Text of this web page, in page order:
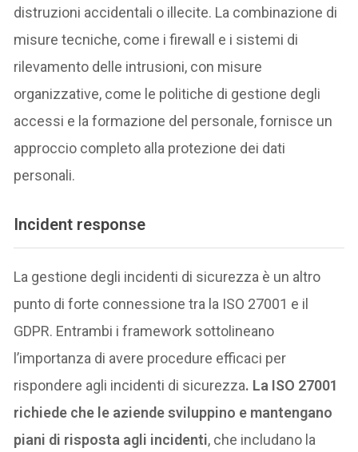
distruzioni accidentali o illecite. La combinazione di
misure tecniche, come i firewall e i sistemi di
rilevamento delle intrusioni, con misure
organizzative, come le politiche di gestione degli
accessi e la formazione del personale, fornisce un
approccio completo alla protezione dei dati
personali.
Incident response
La gestione degli incidenti di sicurezza è un altro
punto di forte connessione tra la ISO 27001 e il
GDPR. Entrambi i framework sottolineano
l’importanza di avere procedure efficaci per
rispondere agli incidenti di sicurezza. La ISO 27001
richiede che le aziende sviluppino e mantengano
piani di risposta agli incidenti, che includano la